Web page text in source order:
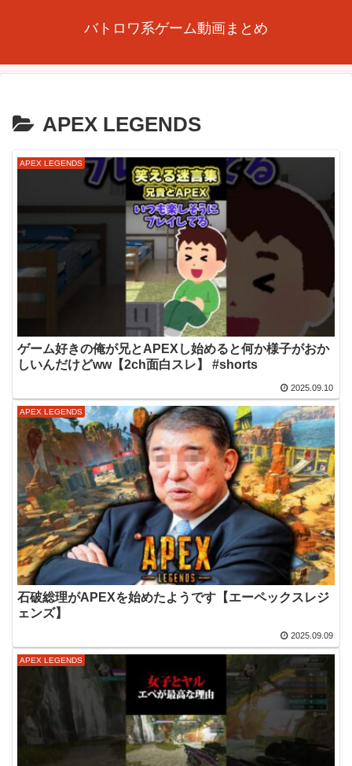
バトロワ系ゲーム動画まとめ
APEX LEGENDS
APEX LEGENDS
ゲーム好きの俺が兄とAPEXし始めると何か様子がおか
しいんだけどww【2ch面白スレ】 #shorts
2025.09.10
APEX LEGENDS
石破総理がAPEXを始めたようです【エーペックスレジ
ェンズ】
2025.09.09
APEX LEGENDS